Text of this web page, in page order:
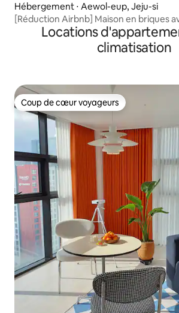
Hébergement ⋅ Aewol-eup, Jeju-si
[Réduction Airbnb] Maison en briques
Aewol <Soso108> Maison individuelle à
minutes de l'aéroport/Le plus grand
Locations
climatisation
Coup de cœur voyageurs
Coup de cœur voyageurs